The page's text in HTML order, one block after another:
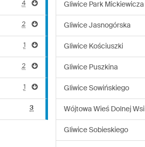
4
2
1
2
1
3
Gliwice Park Mickiewicza
Gliwice Jasnogórska
Gliwice Kościuszki
Gliwice Puszkina
Gliwice Sowińskiego
Wójtowa Wieś Dolnej Wsi
Gliwice Sobieskiego